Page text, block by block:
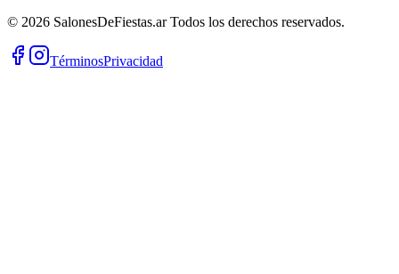
© 2026 SalonesDeFiestas.arTodos los derechos reservados.
TérminosPrivacidad